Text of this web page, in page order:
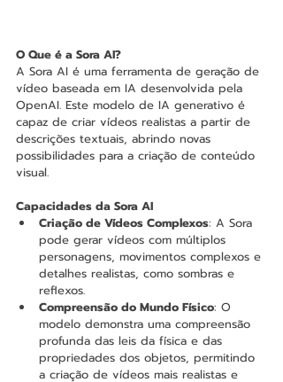
O Que é a Sora AI?
A Sora AI é uma ferramenta de geração de
vídeo baseada em IA desenvolvida pela
OpenAI. Este modelo de IA generativo é
capaz de criar vídeos realistas a partir de
descrições textuais, abrindo novas
possibilidades para a criação de conteúdo
visual.
Capacidades da Sora AI
Criação de Vídeos Complexos: A Sora
pode gerar vídeos com múltiplos
personagens, movimentos complexos e
detalhes realistas, como sombras e
reflexos.
Compreensão do Mundo Físico: O
modelo demonstra uma compreensão
profunda das leis da física e das
propriedades dos objetos, permitindo
a criação de vídeos mais realistas e